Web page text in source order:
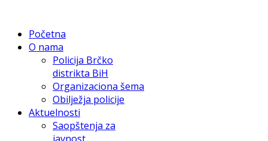
Početna
O nama
Policija Brčko
distrikta BiH
Organizaciona šema
Obilježja policije
Aktuelnosti
Saopštenja za